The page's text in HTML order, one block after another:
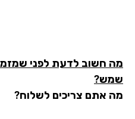
חשוב לדעת לפני שמזמינים
אתם צריכים לשלוח?